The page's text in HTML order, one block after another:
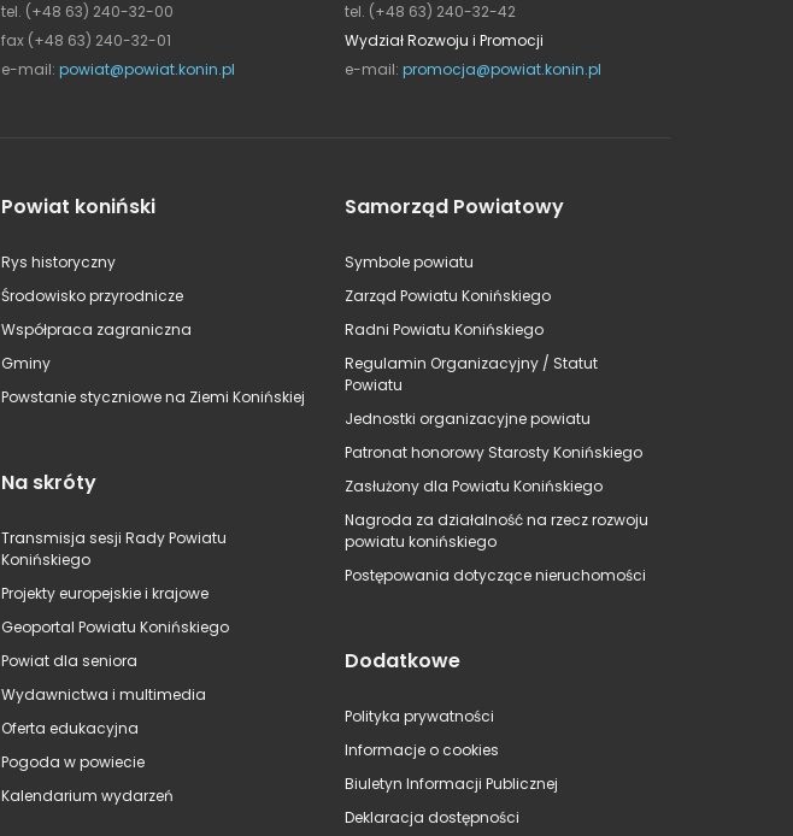
tel. (+48 63) 240-32-00
fax (+48 63) 240-32-01
e-mail: powiat@powiat.konin.pl
tel. (+48 63) 240-32-42
Wydział Rozwoju i Promocji
e-mail: promocja@powiat.konin.pl
Powiat koniński
Rys historyczny
Środowisko przyrodnicze
Współpraca zagraniczna
Gminy
Powstanie styczniowe na Ziemi Konińskiej
Na skróty
Transmisja sesji Rady Powiatu
Konińskiego
Projekty europejskie i krajowe
Geoportal Powiatu Konińskiego
Powiat dla seniora
Wydawnictwa i multimedia
Oferta edukacyjna
Pogoda w powiecie
Kalendarium wydarzeń
Samorząd Powiatowy
Symbole powiatu
Zarząd Powiatu Konińskiego
Radni Powiatu Konińskiego
Regulamin Organizacyjny / Statut
Powiatu
Jednostki organizacyjne powiatu
Patronat honorowy Starosty Konińskiego
Zasłużony dla Powiatu Konińskiego
Nagroda za działalność na rzecz rozwoju
powiatu konińskiego
Postępowania dotyczące nieruchomości
Dodatkowe
Polityka prywatności
Informacje o cookies
Biuletyn Informacji Publicznej
Deklaracja dostępności